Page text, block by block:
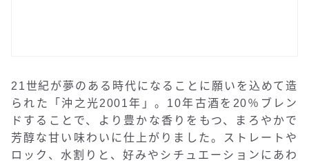
21世紀が夢のある時代になることに願いを込めて造
られた「沖之光2001年」。10年古酒を20％ブレン
ドすることで、より豊かな香りをもつ、まろやかで
芳醇な甘い味わいに仕上がりました。ストレートや
ロック、水割りと、好みやシチュエーションにあわ